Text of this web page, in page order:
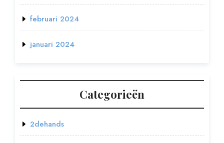
februari 2024
januari 2024
Categorieën
2dehands